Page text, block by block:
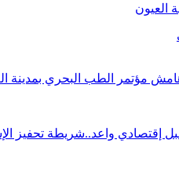
العيون
مؤتمر الطب البحري بمدينة
إقتصادي واعد..شريطة تحفيز